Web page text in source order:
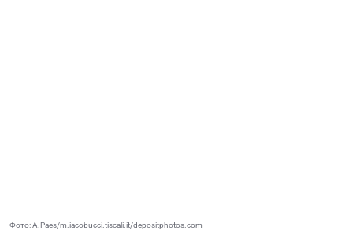
Фото: A.Paes/m.iacobucci.tiscali.it/depositphotos.com